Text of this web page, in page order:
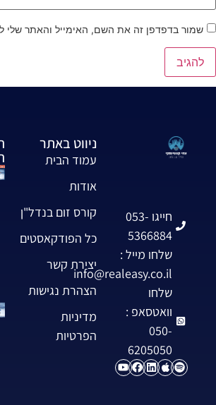
שמור בדפדפן זה את השם, האימייל והאתר שלי
חייגו 053-
5366884
שלחו מייל :
info@realeasy.co.il
שלחו
וואטסאפ :
050-
6205050
ניווט באתר
עמוד הבית
אודות
קורס זום בנדל"ן
כל הפודקאסטים
יצירת קשר
הצהרת נגישות
מדיניות
הפרטיות